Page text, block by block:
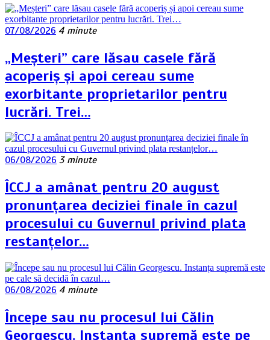
07/08/2026 4 minute
„Meșteri” care lăsau casele fără
acoperiș și apoi cereau sume
exorbitante proprietarilor pentru
lucrări. Trei…
06/08/2026 3 minute
ÎCCJ a amânat pentru 20 august
pronunțarea deciziei finale în cazul
procesului cu Guvernul privind plata
restanțelor…
06/08/2026 4 minute
Începe sau nu procesul lui Călin
Georgescu. Instanța supremă este pe